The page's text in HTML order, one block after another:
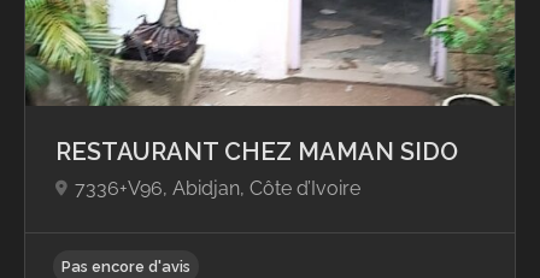
Pas encore d'avis
RESTAURANT CHEZ MAMAN SIDO
7336+V96, Abidjan, Côte d’Ivoire